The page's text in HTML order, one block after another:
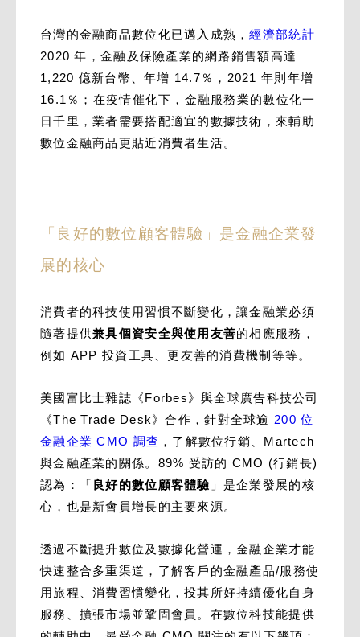
台灣的金融商品數位化已邁入成熟，經濟部統計
2020 年，金融及保險產業的網路銷售額高達
1,220 億新台幣、年增 14.7％，2021 年則年增
16.1％；在疫情催化下，金融服務業的數位化一
日千里，業者需要搭配適宜的數據技術，來輔助
數位金融商品更貼近消費者生活。
「良好的數位顧客體驗」是金融企業發
展的核心
消費者的科技使用習慣不斷變化，讓金融業必須
隨著提供兼具個資安全與使用友善的相應服務，
例如 APP 投資工具、更友善的消費機制等等。
美國富比士雜誌《Forbes》與全球廣告科技公司
《The Trade Desk》合作，針對全球逾 200 位
金融企業 CMO 調查 ，了解數位行銷、Martech
與金融產業的關係。89% 受訪的 CMO (行銷長)
認為：「 良好的數位顧客體驗 」是企業發展的核
心，也是新會員增長的主要來源。
透過不斷提升數位及數據化營運，金融企業才能
快速整合多重渠道，了解客戶的金融產品/服務使
用旅程、消費習慣變化，投其所好持續優化自身
服務、擴張市場並鞏固會員。在數位科技能提供